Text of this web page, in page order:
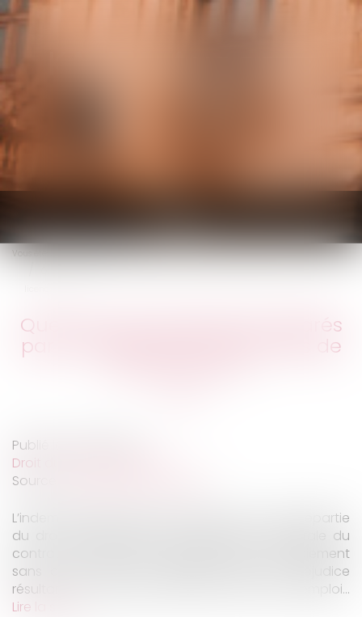
KALIFA Avocats
Ouvrir
le
menu
Vous êtes ici :Accueil
Quels sont les préjudices réparés
par les différentes indemnités de
Publié le :
Droit du travail - Salariés
Source :
L’indemnité légale de licenciement est la contrepartie
du droit de l’employeur de résiliation unilatérale du
contrat, tandis que l’indemnité pour licenciement
sans cause réelle et sérieuse répare le préjudice
résultant du caractère injustifié de la perte d’emploi...
Lire la suite